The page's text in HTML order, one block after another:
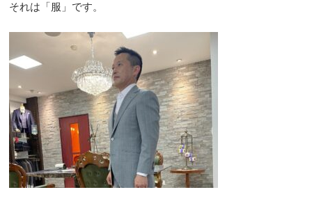
それは「服」です。